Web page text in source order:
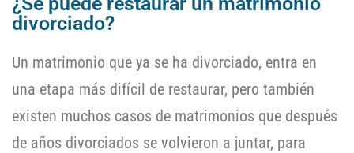
divorciado?
Un matrimonio que ya se ha divorciado, entra en
una etapa más difícil de restaurar, pero también
existen muchos casos de matrimonios que después
de años divorciados se volvieron a juntar, para